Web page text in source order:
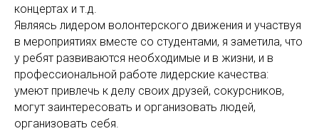
концертах и т.д.
Являясь лидером волонтерского движения и участвуя
в мероприятиях вместе со студентами, я заметила, что
у ребят развиваются необходимые и в жизни, и в
профессиональной работе лидерские качества:
умеют привлечь к делу своих друзей, сокурсников,
могут заинтересовать и организовать людей,
организовать себя.